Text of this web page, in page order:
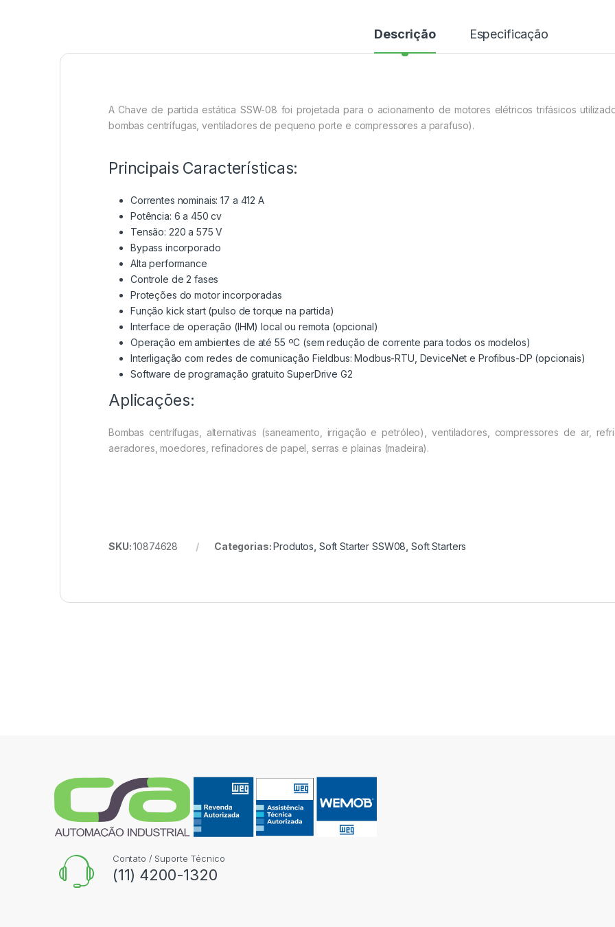
Descrição Especificação
A Chave de partida estática SSW-08 foi projetada para o acionamento de motores elétricos trifásicos
bombas centrífugas, ventiladores de pequeno porte e compressores a parafuso).
Principais Características:
Correntes nominais: 17 a 412 A
Potência: 6 a 450 cv
Tensão: 220 a 575 V
Bypass incorporado
Alta performance
Controle de 2 fases
Proteções do motor incorporadas
Função kick start (pulso de torque na partida)
Interface de operação (IHM) local ou remota (opcional)
Operação em ambientes de até 55 ºC (sem redução de corrente para todos os modelos)
Interligação com redes de comunicação Fieldbus: Modbus-RTU, DeviceNet e Profibus-DP (opcionais)
Software de programação gratuito SuperDrive G2
Aplicações:
Bombas centrífugas, alternativas (saneamento, irrigação e petróleo), ventiladores, compressores de ar,
aeradores, moedores, refinadores de papel, serras e plainas (madeira).
SKU:10874628 Categorias:Produtos Soft Starter SSW08 ,Soft Starters
Contato / Suporte Técnico
(11) 4200-1320